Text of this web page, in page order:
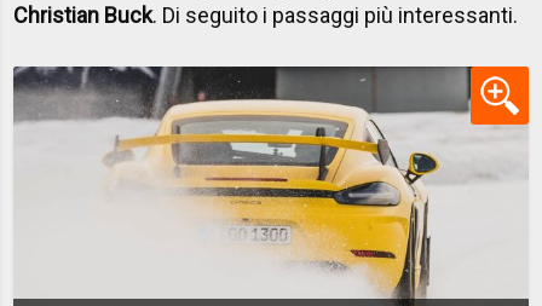
Christian Buck. Di seguito i passaggi più interessanti.